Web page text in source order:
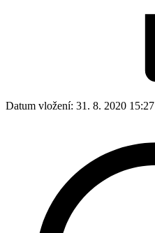
Datum vložení: 31. 8. 2020 15:27